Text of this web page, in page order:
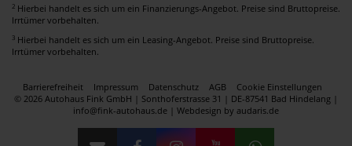
2 Hierbei handelt es sich um ein Finanzierungs-Angebot. Preise sind Bruttopreise.
Irrtümer vorbehalten.
3 Hierbei handelt es sich um ein Leasing-Angebot. Preise sind Bruttopreise.
Irrtümer vorbehalten.
Barrierefreiheit Impressum Datenschutz AGB
Cookie Einstellungen
© 2026 Autohaus Fink GmbH | Sonthoferstrasse 31 | DE-87541 Bad Hindelang |
info@fink-autohaus.de | Webdesign by audaris.de